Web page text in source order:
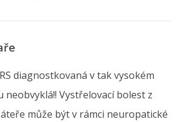
diagnostkovaná v tak vysokém
neobvyklá!! Vystřelovací bolest z
může být v rámci neuropatické